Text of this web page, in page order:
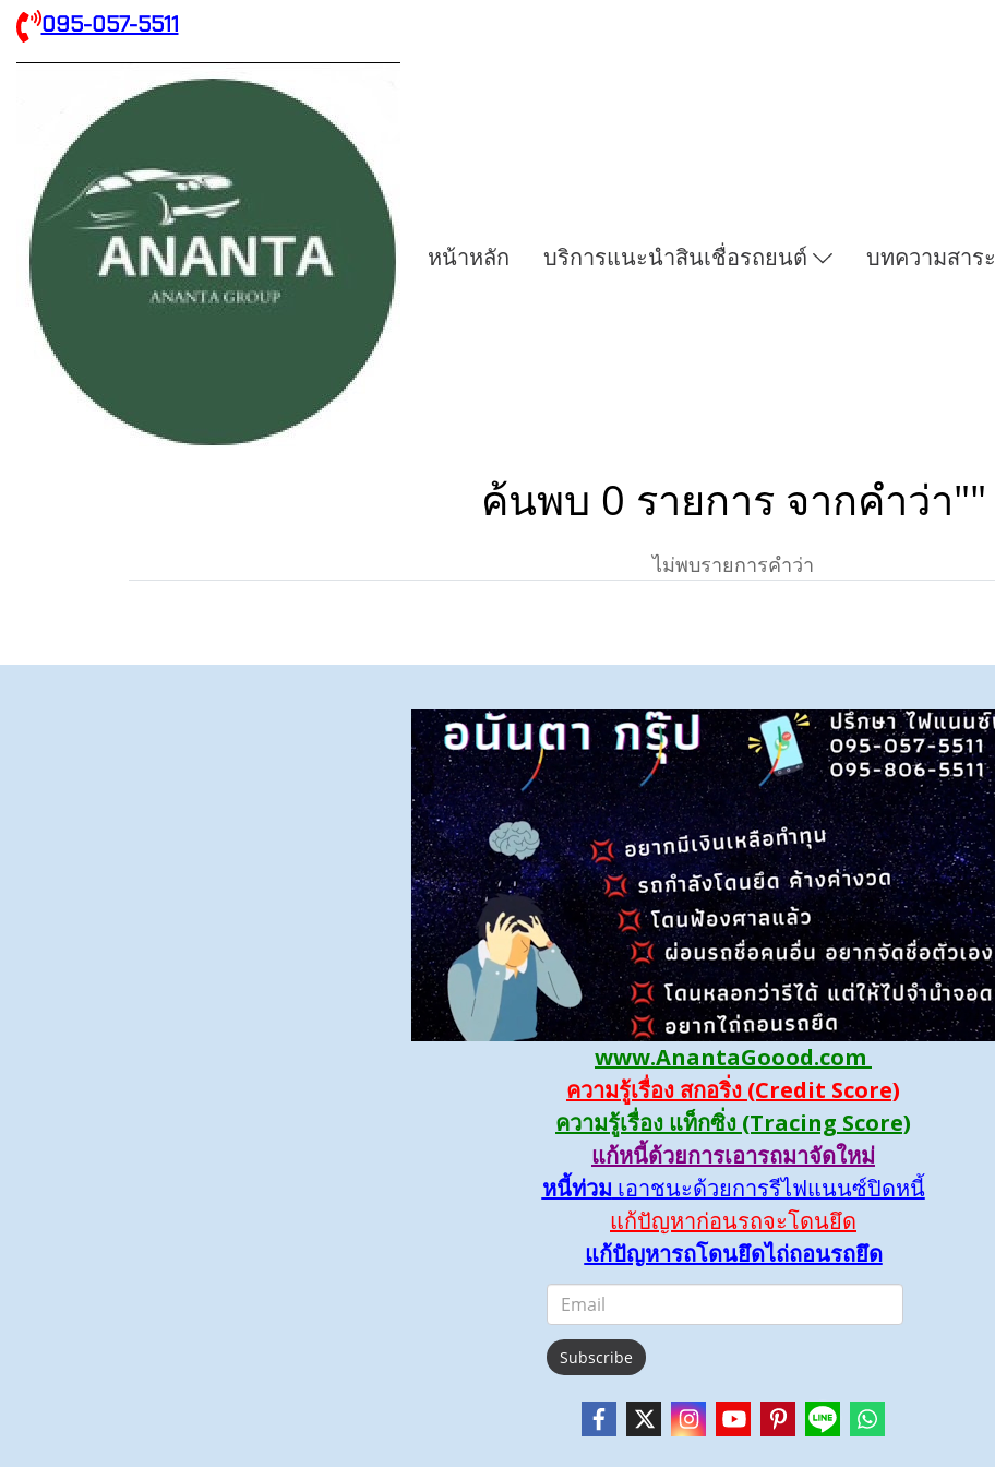
095-057-5511
หน้าหลัก บริการแนะนำสินเชื่อรถยนต์ บทความสาระ
ค้นพบ 0 รายการ จากคำว่า""
ไม่พบรายการคำว่า
www.AnantaGoood.com
ความรู้เรื่อง สกอริ่ง (Credit Score)
ความรู้เรื่อง แท็กซิ่ง (Tracing Score)
แก้หนี้ด้วยการเอารถมาจัดใหม่
หนี้ท่วม เอาชนะด้วยการรีไฟแนนซ์ปิดหนี้
แก้ปัญหาก่อนรถจะโดนยึด
แก้ปัญหารถโดนยึดไถ่ถอนรถยึด
Subscribe